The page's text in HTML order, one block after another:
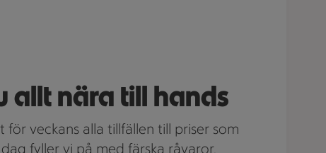
allt nära till hands
för veckans alla tillfällen till priser som
fyller vi på med färska råvaror,